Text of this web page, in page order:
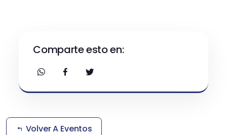
Comparte esto en:
Volver A Eventos